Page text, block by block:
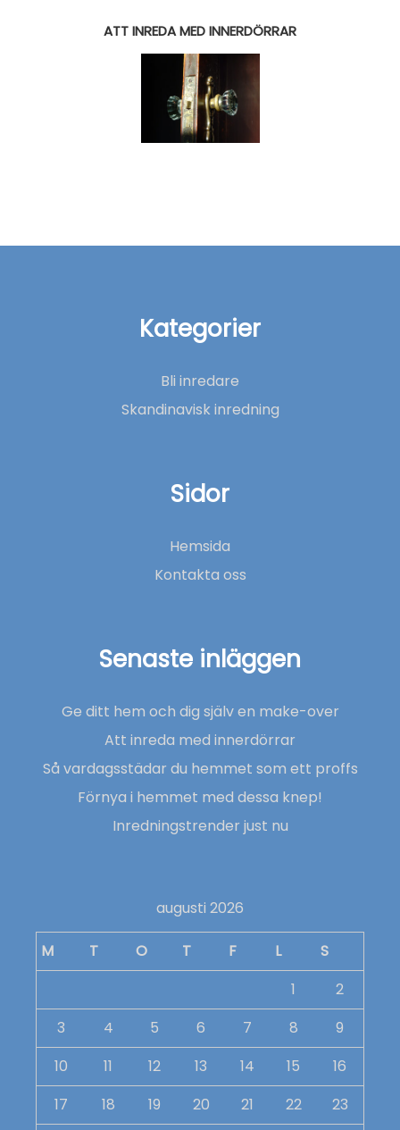
ATT INREDA MED INNERDÖRRAR
Kategorier
Bli inredare
Skandinavisk inredning
Sidor
Hemsida
Kontakta oss
Senaste inläggen
Ge ditt hem och dig själv en make-over
Att inreda med innerdörrar
Så vardagsstädar du hemmet som ett proffs
Förnya i hemmet med dessa knep!
Inredningstrender just nu
augusti 2026
M T O T F L
S
1
2
3
4 5 6 7 8
9
10
11 12 13 14 15
16
17
18 19 20 21 22 23